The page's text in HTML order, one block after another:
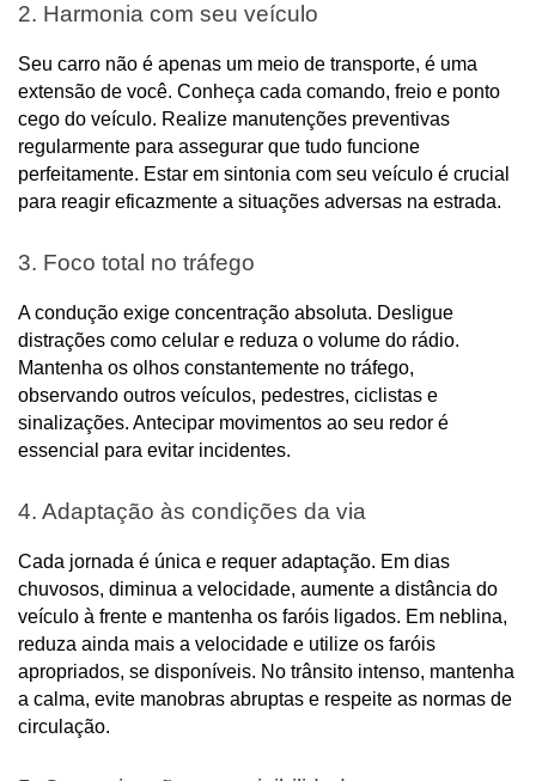
2. Harmonia com seu veículo
Seu carro não é apenas um meio de transporte, é uma
extensão de você. Conheça cada comando, freio e ponto
cego do veículo. Realize manutenções preventivas
regularmente para assegurar que tudo funcione
perfeitamente. Estar em sintonia com seu veículo é crucial
para reagir eficazmente a situações adversas na estrada.
3. Foco total no tráfego
A condução exige concentração absoluta. Desligue
distrações como celular e reduza o volume do rádio.
Mantenha os olhos constantemente no tráfego,
observando outros veículos, pedestres, ciclistas e
sinalizações. Antecipar movimentos ao seu redor é
essencial para evitar incidentes.
4. Adaptação às condições da via
Cada jornada é única e requer adaptação. Em dias
chuvosos, diminua a velocidade, aumente a distância do
veículo à frente e mantenha os faróis ligados. Em neblina,
reduza ainda mais a velocidade e utilize os faróis
apropriados, se disponíveis. No trânsito intenso, mantenha
a calma, evite manobras abruptas e respeite as normas de
circulação.